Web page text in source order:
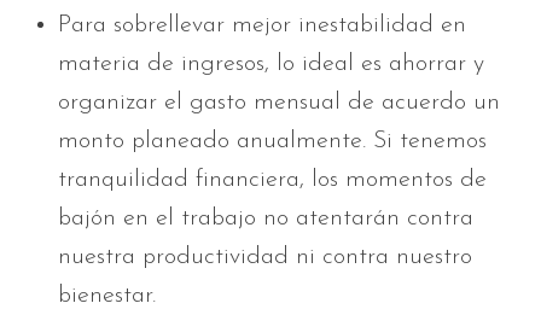
Para sobrellevar mejor inestabilidad en
materia de ingresos, lo ideal es ahorrar y
organizar el gasto mensual de acuerdo un
monto planeado anualmente. Si tenemos
tranquilidad financiera, los momentos de
bajón en el trabajo no atentarán contra
nuestra productividad ni contra nuestro
bienestar.